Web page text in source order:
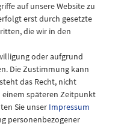
auf unsere Website zu
erst durch gesetzte
die wir in den
oder aufgrund
Die Zustimmung kann
das Recht, nicht
späteren Zeitpunkt
Sie unser Impressum
personenbezogener